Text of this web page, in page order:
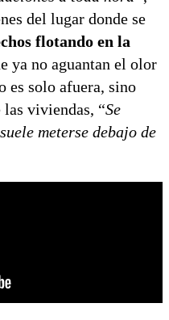
del lugar donde se
flotando en la
ya no aguantan el olor
es solo afuera, sino
viviendas, “Se
meterse debajo de